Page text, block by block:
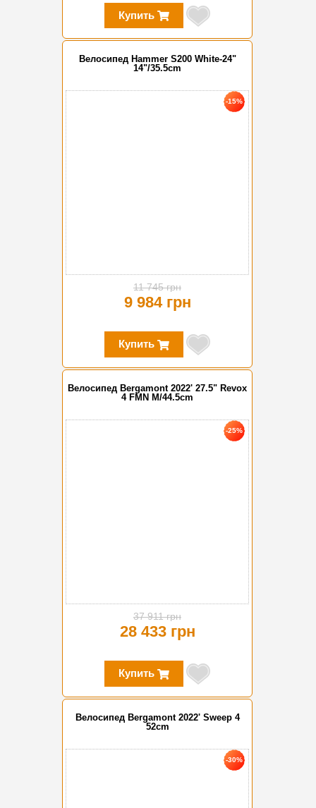
Купить
Велосипед Hammer S200 White-24"
14"/35.5cm
-15%
11 745 грн
9 984 грн
Купить
Велосипед Bergamont 2022' 27.5" Revox
4 FMN M/44.5cm
-25%
37 911 грн
28 433 грн
Купить
Велосипед Bergamont 2022' Sweep 4
52cm
-30%